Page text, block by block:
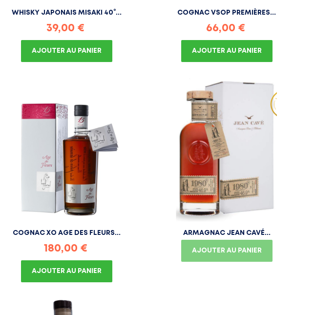
WHISKY JAPONAIS MISAKI 40°...
Prix
39,00 €
AJOUTER AU PANIER
COGNAC VSOP PREMIÈRES...
Prix
66,00 €
AJOUTER AU PANIER
COGNAC XO AGE DES FLEURS...
Prix
180,00 €
AJOUTER AU PANIER
ARMAGNAC JEAN CAVÉ...
AJOUTER AU PANIER